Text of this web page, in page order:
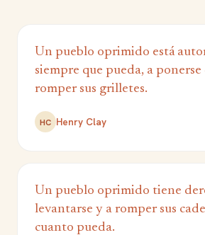
Un pueblo oprimido está
siempre que pueda, a
romper sus grilletes.
HC Henry Clay
Un pueblo oprimido tiene
levantarse y a romper sus
cuanto pueda.